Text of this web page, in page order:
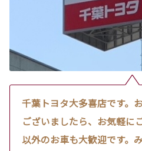
千葉トヨタ大多喜店です。
ございましたら、お気軽に
以外のお車も大歓迎です。